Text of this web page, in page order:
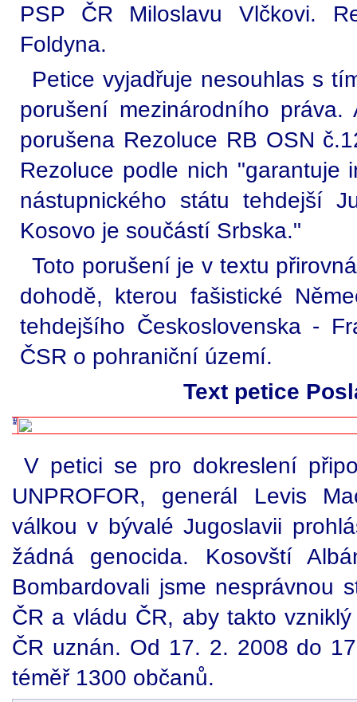
PSP ČR Miloslavu Vlčkovi.
Foldyna.
Petice vyjadřuje nesouhlas s
porušení mezinárodního
porušena Rezoluce RB OSN
Rezoluce podle nich "garantuje
nástupnického státu tehdejší
Kosovo je součástí Srbska."
Toto porušení je v textu
dohodě, kterou fašistické
tehdejšího Československa -
ČSR o pohraniční území.
Text petice
V petici se pro dokreslení
UNPROFOR, generál Levis
válkou v bývalé Jugoslavii
žádná genocida. Kosovští
Bombardovali jsme nesprávnou
ČR a vládu ČR, aby takto
ČR uznán. Od 17. 2. 2008 do
téměř 1300 občanů.